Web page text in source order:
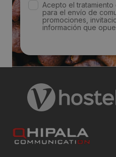
Acepto el
para el envío de
promociones,
información que